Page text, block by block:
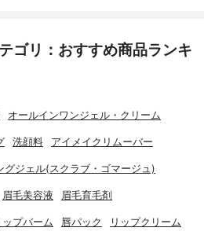
ゴリ：おすすめ商品ランキ
オールインワンジェル・クリーム
洗顔料 アイメイクリムーバー
グジェル(スクラブ・ゴマージュ)
眉毛美容液 眉毛育毛剤
ップバーム 唇パック リップクリーム